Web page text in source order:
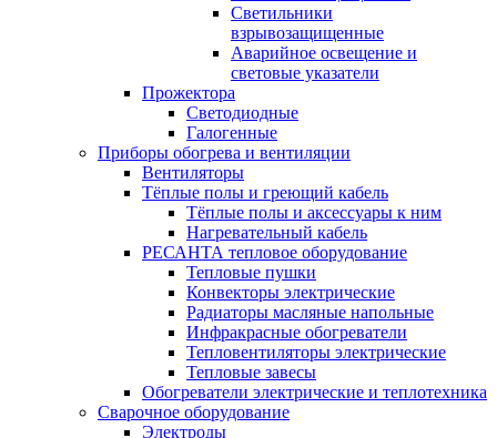
Светильники
взрывозащищенные
Аварийное освещение и
световые указатели
Прожектора
Светодиодные
Галогенные
Приборы обогрева и вентиляции
Вентиляторы
Тёплые полы и греющий кабель
Тёплые полы и аксессуары к ним
Нагревательный кабель
РЕСАНТА тепловое оборудование
Тепловые пушки
Конвекторы электрические
Радиаторы масляные напольные
Инфракрасные обогреватели
Тепловентиляторы электрические
Тепловые завесы
Обогреватели электрические и теплотехника
Сварочное оборудование
Электроды